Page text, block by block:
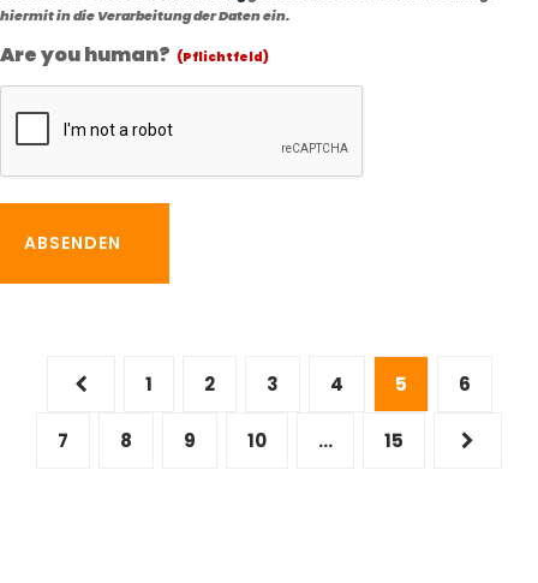
hiermit in die Verarbeitung der Daten ein.
Are you human? (Pflichtfeld)
ABSENDEN
Seitennummerierung
der
1 2 3 4 5 6
7 8 9 10 … 15